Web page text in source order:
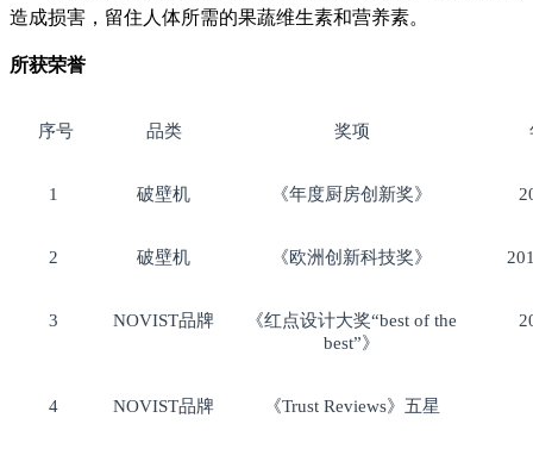
造成损害，留住人体所需的果蔬维生素和营养素。
所获荣誉
序号 品类 奖项
1 破壁机 《年度厨房创新奖》
2 破壁机 《欧洲创新科技奖》
3 NOVIST品牌
《红点设计大奖“best of the
best”》
4 NOVIST品牌 《Trust Reviews》五星